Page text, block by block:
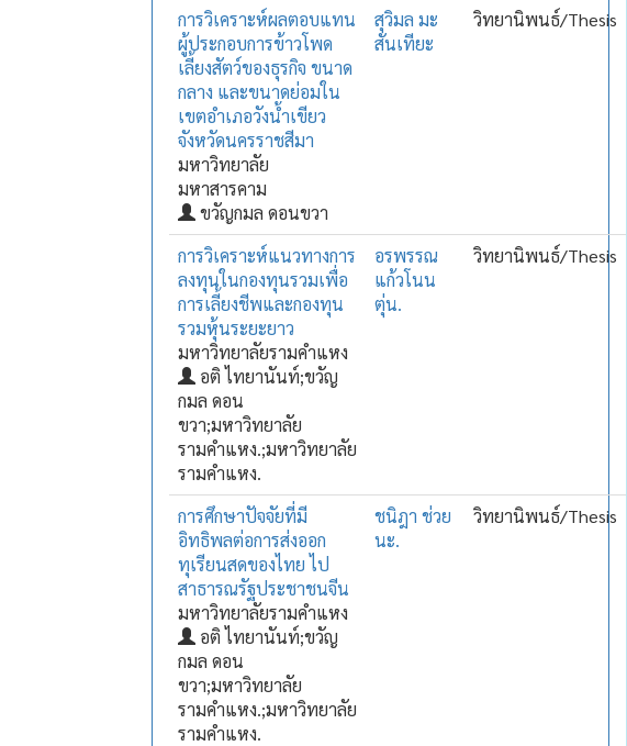
การวิเคราะห์ผลตอบแทน
ผู้ประกอบการข้าวโพด
เลี้ยงสัตว์ของธุรกิจ ขนาด
กลาง และขนาดย่อมใน
เขตอำเภอวังน้ำเขียว
จังหวัดนครราชสีมา
มหาวิทยาลัย
มหาสารคาม
ขวัญกมล ดอนขวา
สุวิมล มะ
สันเทียะ
วิทยานิพนธ์/Thesis
การวิเคราะห์แนวทางการ
ลงทุนในกองทุนรวมเพื่อ
การเลี้ยงชีพและกองทุน
รวมหุ้นระยะยาว
มหาวิทยาลัยรามคำแหง
อติ ไทยานันท์;ขวัญ
กมล ดอน
ขวา;มหาวิทยาลัย
รามคำแหง.;มหาวิทยาลัย
รามคำแหง.
อรพรรณ
แก้วโนน
ตุ่น.
วิทยานิพนธ์/Thesis
การศึกษาปัจจัยที่มี
อิทธิพลต่อการส่งออก
ทุเรียนสดของไทย ไป
สาธารณรัฐประชาชนจีน
มหาวิทยาลัยรามคำแหง
อติ ไทยานันท์;ขวัญ
กมล ดอน
ขวา;มหาวิทยาลัย
รามคำแหง.;มหาวิทยาลัย
รามคำแหง.
ชนิฎา ช่วย
นะ.
วิทยานิพนธ์/Thesis